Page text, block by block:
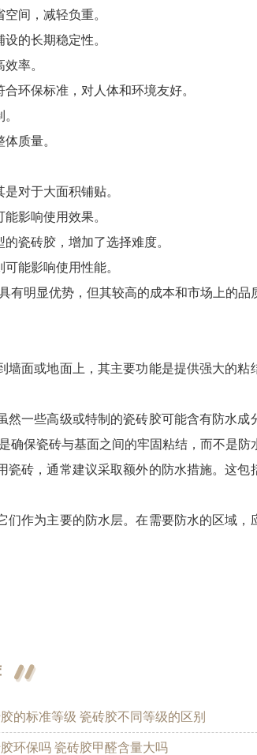
间，减轻负重。
的长期稳定性。
率。
环保标准，对人体和环境友好。
质量。
对于大面积铺贴。
影响使用效果。
瓷砖胶，增加了选择难度。
能影响使用性能。
有明显优势，但其较高的成本和市场上的品
面或地面上，其主要功能是提供强大的粘
一些高级或特制的瓷砖胶可能含有防水成
确保瓷砖与基面之间的牢固粘结，而不是防
砖，通常建议采取额外的防水措施。这包
作为主要的防水层。在需要防水的区域，
的标准等级 瓷砖胶不同等级的区别
环保吗 瓷砖胶甲醛含量大吗